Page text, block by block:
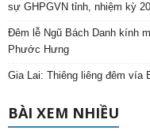
sự GHPGVN tỉnh, nhiệm kỳ
Đêm lễ Ngũ Bách Danh kính
Phước Hưng
Gia Lai: Thiêng liêng đêm vía
BÀI XEM NHIỀU